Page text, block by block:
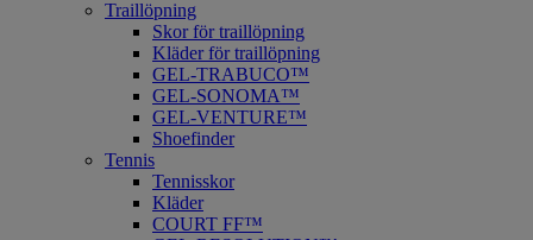
Traillöpning
Skor för traillöpning
Kläder för traillöpning
GEL-TRABUCO™
GEL-SONOMA™
GEL-VENTURE™
Shoefinder
Tennis
Tennisskor
Kläder
COURT FF™